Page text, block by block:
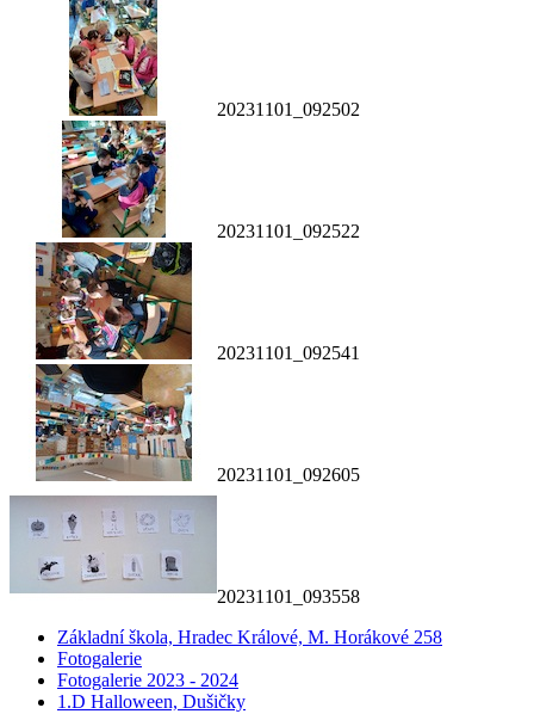
20231101_092502
20231101_092522
20231101_092541
20231101_092605
20231101_093558
Základní škola, Hradec Králové, M. Horákové 258
Fotogalerie
Fotogalerie 2023 - 2024
1.D Halloween, Dušičky